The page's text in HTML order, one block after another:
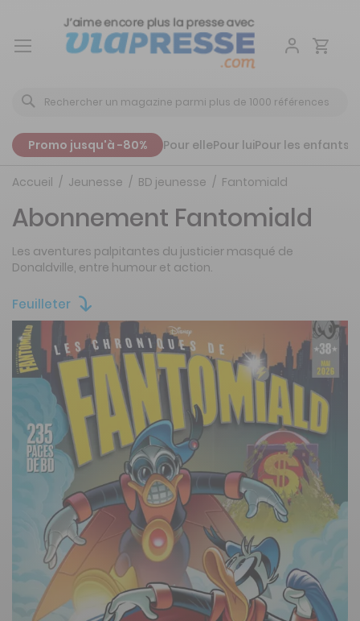
Aller
Promo jusqu'à -80% Pour ellePour luiPour les enfants
Accueil Jeunesse BD jeunesse Fantomiald
Feuilleter
Abonnement Fantomiald
Les aventures palpitantes du justicier masqué de
Donaldville, entre humour et action.